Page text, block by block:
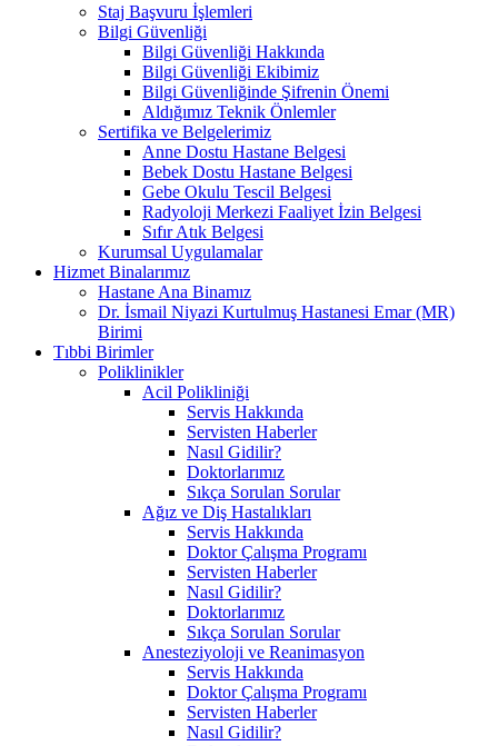
Staj Başvuru İşlemleri
Bilgi Güvenliği
Bilgi Güvenliği Hakkında
Bilgi Güvenliği Ekibimiz
Bilgi Güvenliğinde Şifrenin Önemi
Aldığımız Teknik Önlemler
Sertifika ve Belgelerimiz
Anne Dostu Hastane Belgesi
Bebek Dostu Hastane Belgesi
Gebe Okulu Tescil Belgesi
Radyoloji Merkezi Faaliyet İzin Belgesi
Sıfır Atık Belgesi
Kurumsal Uygulamalar
Hizmet Binalarımız
Hastane Ana Binamız
Dr. İsmail Niyazi Kurtulmuş Hastanesi Emar (MR)
Birimi
Tıbbi Birimler
Poliklinikler
Acil Polikliniği
Servis Hakkında
Servisten Haberler
Nasıl Gidilir?
Doktorlarımız
Sıkça Sorulan Sorular
Ağız ve Diş Hastalıkları
Servis Hakkında
Doktor Çalışma Programı
Servisten Haberler
Nasıl Gidilir?
Doktorlarımız
Sıkça Sorulan Sorular
Anesteziyoloji ve Reanimasyon
Servis Hakkında
Doktor Çalışma Programı
Servisten Haberler
Nasıl Gidilir?